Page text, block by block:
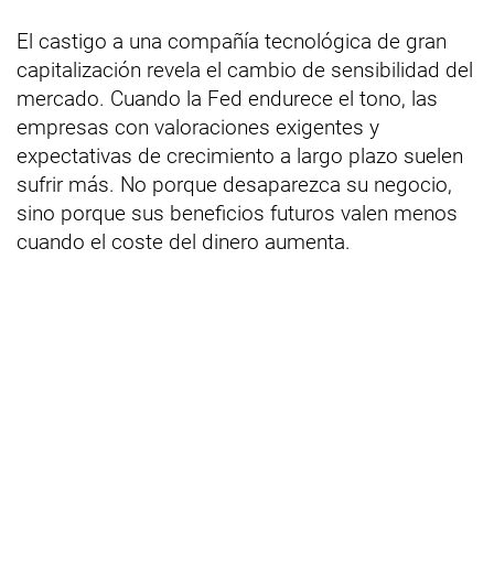
El castigo a una compañía tecnológica de gran
capitalización revela el cambio de sensibilidad del
mercado. Cuando la Fed endurece el tono, las
empresas con valoraciones exigentes y
expectativas de crecimiento a largo plazo suelen
sufrir más. No porque desaparezca su negocio,
sino porque sus beneficios futuros valen menos
cuando el coste del dinero aumenta.